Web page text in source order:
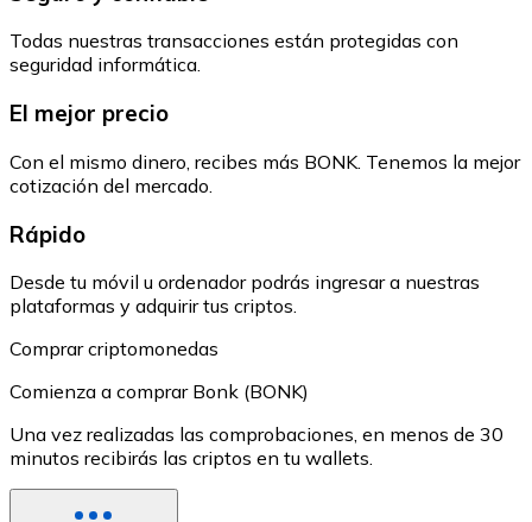
Todas nuestras transacciones están protegidas con
seguridad informática.
El mejor precio
Con el mismo dinero, recibes más BONK. Tenemos la mejor
cotización del mercado.
Rápido
Desde tu móvil u ordenador podrás ingresar a nuestras
plataformas y adquirir tus criptos.
Comprar criptomonedas
Comienza a comprar Bonk (BONK)
Una vez realizadas las comprobaciones, en menos de 30
minutos recibirás las criptos en tu wallets.